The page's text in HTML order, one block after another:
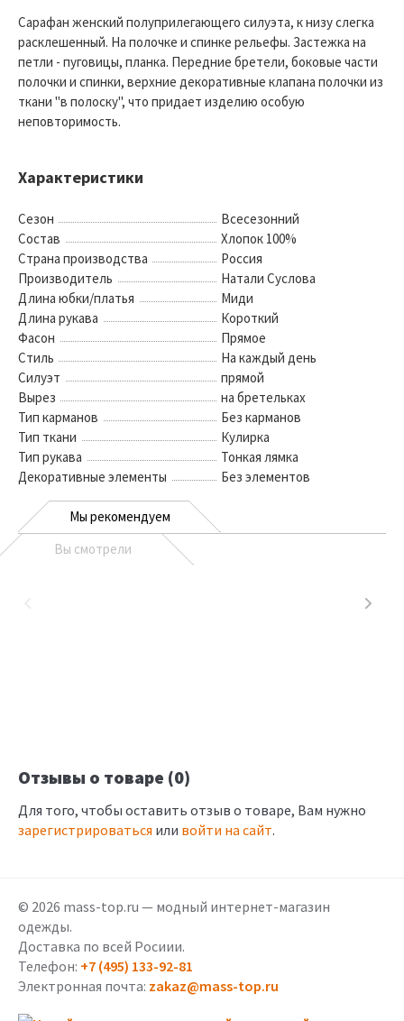
Сарафан женский полуприлегающего силуэта, к низу слегка
расклешенный. На полочке и спинке рельефы. Застежка на
петли - пуговицы, планка. Передние бретели, боковые части
полочки и спинки, верхние декоративные клапана полочки из
ткани "в полоску", что придает изделию особую
неповторимость.
Характеристики
Сезон
Всесезонний
Состав
Хлопок 100%
Страна производства
Россия
Производитель
Натали Суслова
Длина юбки/платья
Миди
Длина рукава
Короткий
Фасон
Прямое
Стиль
На каждый день
Силуэт
прямой
Вырез
на бретельках
Тип карманов
Без карманов
Тип ткани
Кулирка
Тип рукава
Тонкая лямка
Декоративные элементы
Без элементов
Мы рекомендуем
Вы смотрели
Отзывы о товаре (0)
Для того, чтобы оставить отзыв о товаре, Вам нужно
зарегистрироваться или войти на сайт.
© 2026 mass-top.ru — модный интернет-магазин
одежды.
Доставка по всей Росиии.
Телефон: +7 (495) 133-92-81
Электронная почта: zakaz@mass-top.ru